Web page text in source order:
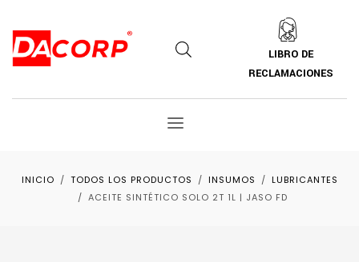
LIBRO DE
RECLAMACIONES
INICIO TODOS LOS PRODUCTOS INSUMOS
LUBRICANTES
ACEITE SINTÉTICO SOLO 2T 1L | JASO FD